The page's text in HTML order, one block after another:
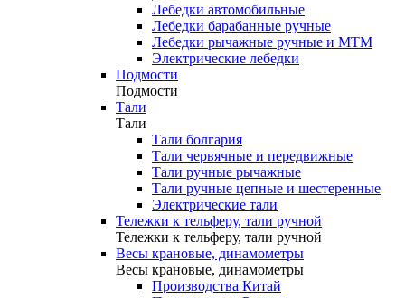
Лебедки автомобильные
Лебедки барабанные ручные
Лебедки рычажные ручные и МТМ
Электрические лебедки
Подмости
Подмости
Тали
Тали
Тали болгария
Тали червячные и передвижные
Тали ручные рычажные
Тали ручные цепные и шестеренные
Электрические тали
Тележки к тельферу, тали ручной
Тележки к тельферу, тали ручной
Весы крановые, динамометры
Весы крановые, динамометры
Производства Китай